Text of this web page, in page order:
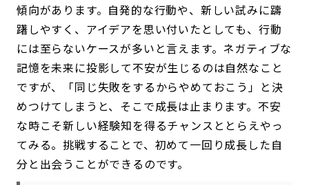
傾向があります。自発的な行動や、新しい試みに躊
躇しやすく、アイデアを思い付いたとしても、行動
には至らないケースが多いと言えます。ネガティブな
記憶を未来に投影して不安が生じるのは自然なこと
ですが、「同じ失敗をするからやめておこう」と決
めつけてしまうと、そこで成長は止まります。不安
な時こそ新しい経験知を得るチャンスととらえやっ
てみる。挑戦することで、初めて一回り成長した自
分と出会うことができるのです。